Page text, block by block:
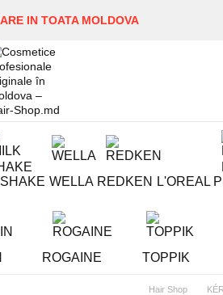
IN TOATA MOLDOVA
WELLA REDKEN L'OREAL
ROGAINE TOPPIK
Hair Shop